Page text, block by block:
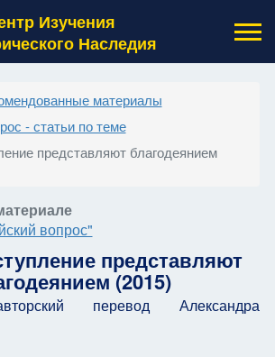
Изучения
Наследия
материалы
- статьи по теме
представляют благодеянием
вопрос"
представляют
(2015)
перевод Александра